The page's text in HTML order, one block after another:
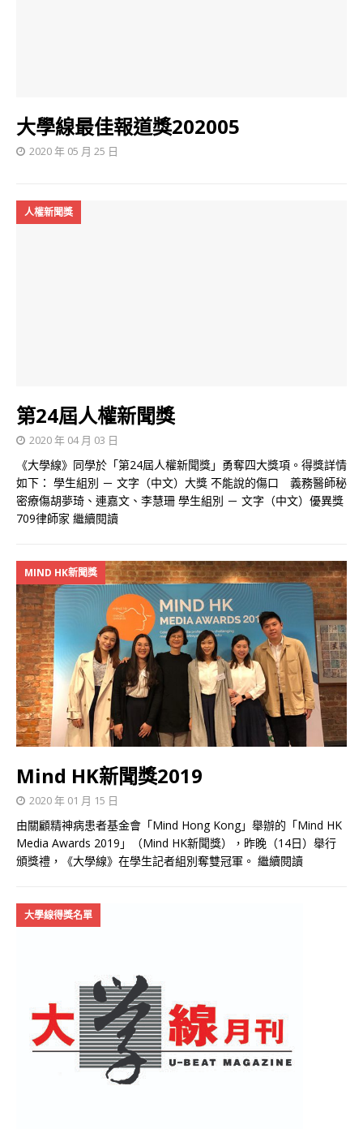
大學線最佳報道獎202005
2020 年 05 月 25 日
人權新聞獎
第24屆人權新聞獎
2020 年 04 月 03 日
《大學線》同學於「第24屆人權新聞獎」勇奪四大獎項。得獎詳情
如下： 學生組別 － 文字（中文）大獎 不能說的傷口 義務醫師秘
密療傷胡夢琦、連嘉文、李慧珊 學生組別 － 文字（中文）優異獎
709律師家 繼續閱讀
MIND HK新聞獎
Mind HK新聞獎2019
2020 年 01 月 15 日
由關顧精神病患者基金會「Mind Hong Kong」舉辦的「Mind HK
Media Awards 2019」（Mind HK新聞獎），昨晚（14日）舉行
頒獎禮，《大學線》在學生記者組別奪雙冠軍。 繼續閱讀
大學線得獎名單